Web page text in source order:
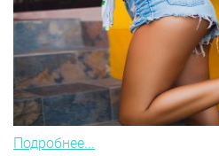
Подробнее...